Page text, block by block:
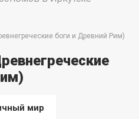
боги и Древний Рим)
мир